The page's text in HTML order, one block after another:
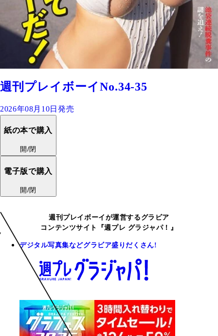
週刊プレイボーイNo.34-35
2026年08月10日発売
紙の本で購入
開/閉
電子版で購入
開/閉
週刊プレイボーイが運営するグラビア
コンテンツサイト『週プレ グラジャパ！』
デジタル写真集などグラビア盛りだくさん!